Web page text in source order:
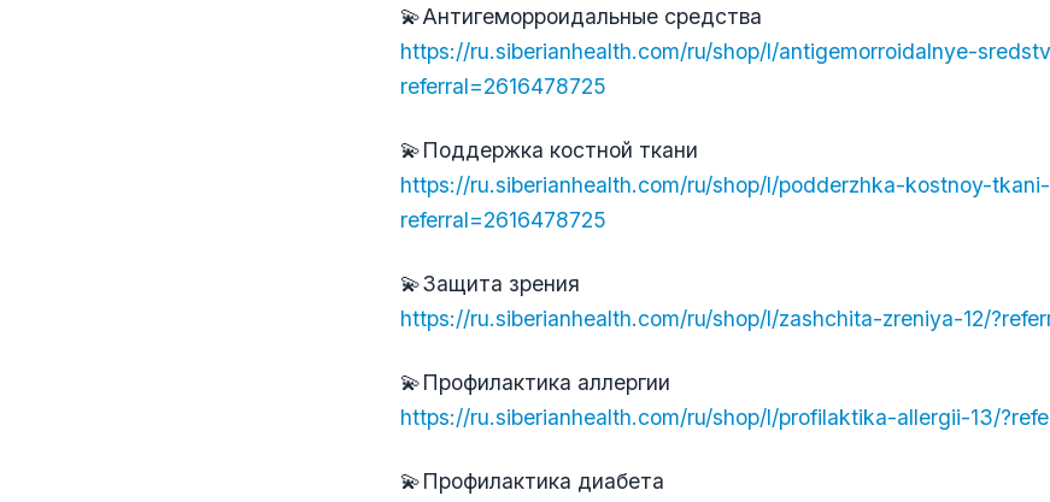
💫Антигеморроидальные средства
https://ru.siberianhealth.com/ru/shop/l/antigemorroidalnye-
referral=2616478725
💫Поддержка костной ткани
https://ru.siberianhealth.com/ru/shop/l/podderzhka-kostnoy-tkani-
referral=2616478725
💫Защита зрения
https://ru.siberianhealth.com/ru/shop/l/zashchita-zreniya-12/
💫Профилактика аллергии
https://ru.siberianhealth.com/ru/shop/l/profilaktika-allergii-13/
💫Профилактика диабета